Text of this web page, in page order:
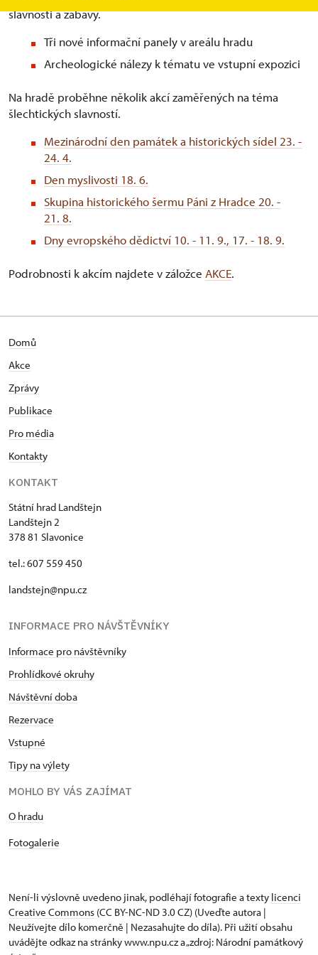
slavnosti a zábavy.
Tři nové informační panely v areálu hradu
Archeologické nálezy k tématu ve vstupní expozici
Na hradě proběhne několik akcí zaměřených na téma
šlechtických slavností.
Mezinárodní den památek a historických sídel 23. -
24. 4.
Den myslivosti 18. 6.
Skupina historického šermu Páni z Hradce 20. -
21. 8.
Dny evropského dědictví 10. - 11. 9., 17. - 18. 9.
Podrobnosti k akcím najdete v záložce AKCE.
Domů
Akce
Zprávy
Publikace
Pro média
Kontakty
KONTAKT
Státní hrad Landštejn
Landštejn 2
378 81 Slavonice
tel.: 607 559 450
landstejn@npu.cz
INFORMACE PRO NÁVŠTĚVNÍKY
Informace pro návštěvníky
Prohlídkové okruhy
Návštěvní doba
Rezervace
Vstupné
Tipy na výlety
MOHLO BY VÁS ZAJÍMAT
O hradu
Fotogalerie
Není-li výslovně uvedeno jinak, podléhají fotografie a texty licenci
Creative Commons (CC BY-NC-ND 3.0 CZ) (Uveďte autora |
Neužívejte dílo komerčně | Nezasahujte do díla). Při užití obsahu
uvádějte odkaz na stránky www.npu.cz a „zdroj: Národní památkový